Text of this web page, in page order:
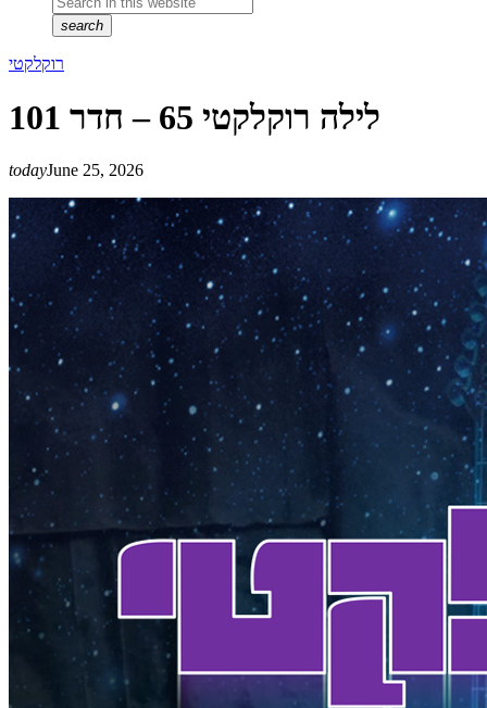
search
רוקלקטי
לילה רוקלקטי 65 – חדר 101
todayJune 25, 2026